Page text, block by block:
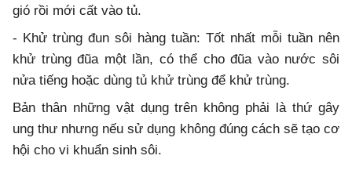
gió rồi mới cất vào tủ.
- Khử trùng đun sôi hàng tuần: Tốt nhất mỗi tuần nên
khử trùng đũa một lần, có thể cho đũa vào nước sôi
nửa tiếng hoặc dùng tủ khử trùng để khử trùng.
Bản thân những vật dụng trên không phải là thứ gây
ung thư nhưng nếu sử dụng không đúng cách sẽ tạo cơ
hội cho vi khuẩn sinh sôi.